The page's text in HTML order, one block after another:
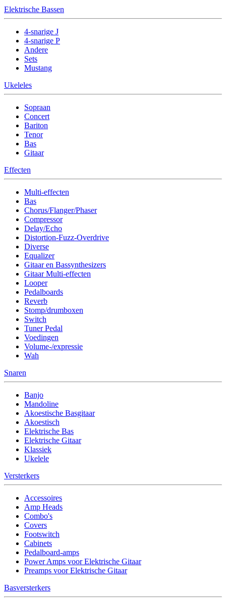
Elektrische Bassen
4-snarige J
4-snarige P
Andere
Sets
Mustang
Ukeleles
Sopraan
Concert
Bariton
Tenor
Bas
Gitaar
Effecten
Multi-effecten
Bas
Chorus/Flanger/Phaser
Compressor
Delay/Echo
Distortion-Fuzz-Overdrive
Diverse
Equalizer
Gitaar en Bassynthesizers
Gitaar Multi-effecten
Looper
Pedalboards
Reverb
Stomp/drumboxen
Switch
Tuner Pedal
Voedingen
Volume-/expressie
Wah
Snaren
Banjo
Mandoline
Akoestische Basgitaar
Akoestisch
Elektrische Bas
Elektrische Gitaar
Klassiek
Ukelele
Versterkers
Accessoires
Amp Heads
Combo's
Covers
Footswitch
Cabinets
Pedalboard-amps
Power Amps voor Elektrische Gitaar
Preamps voor Elektrische Gitaar
Basversterkers